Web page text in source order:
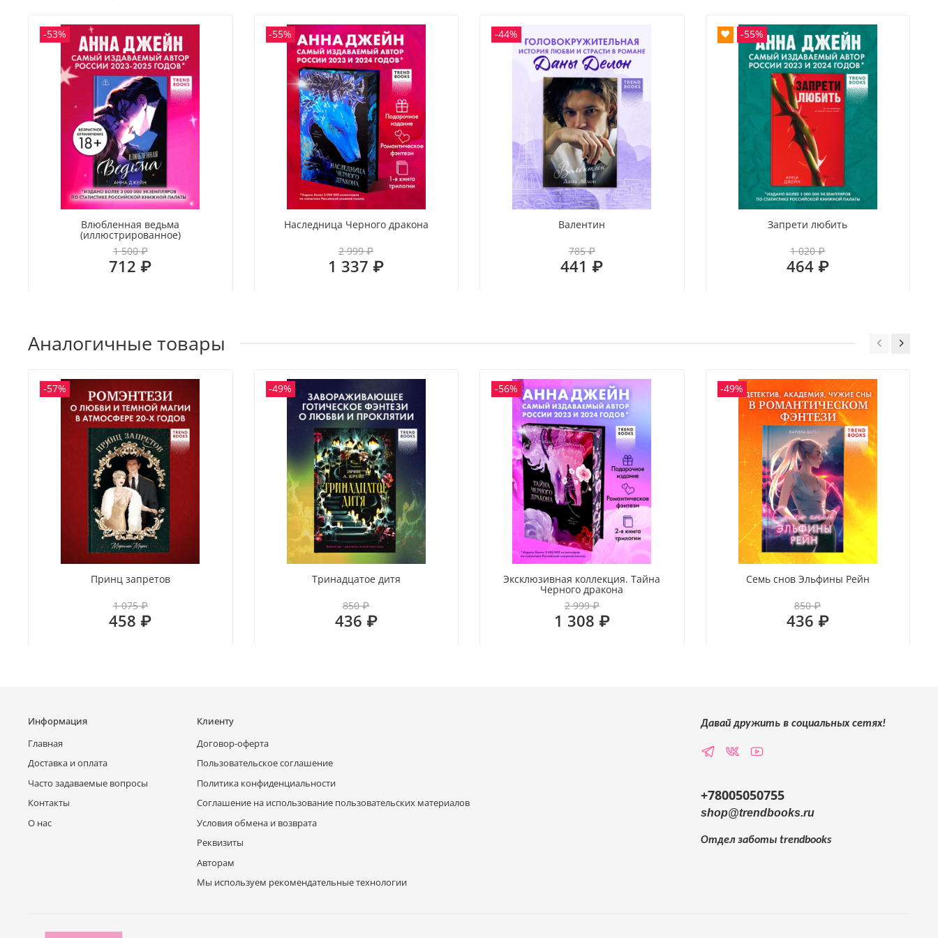
-53%
Влюбленная ведьма
(иллюстрированное)
1 500 ₽
712 ₽
-55%
Наследница Черного дракона
2 999 ₽
1 337 ₽
-44%
Валентин
785 ₽
441 ₽
❤ -55%
Запрети любить
1 020 ₽
464 ₽
Аналогичные товары
-57%
Принц запретов
1 075 ₽
458 ₽
-49%
Тринадцатое дитя
850 ₽
436 ₽
-56%
Эксклюзивная коллекция. Тайна
Черного дракона
2 999 ₽
1 308 ₽
-49%
Семь снов Эльфины Рейн
850 ₽
436 ₽
Информация
Главная
Доставка и оплата
Часто задаваемые вопросы
Контакты
О нас
Клиенту
Договор-оферта
Пользовательское соглашение
Политика конфиденциальности
Соглашение на использование пользовательских материалов
Условия обмена и возврата
Реквизиты
Авторам
Мы используем рекомендательные технологии
Давай дружить в социальных сетях!
+78005050755
shop@trendbooks.ru
Отдел заботы trendbooks